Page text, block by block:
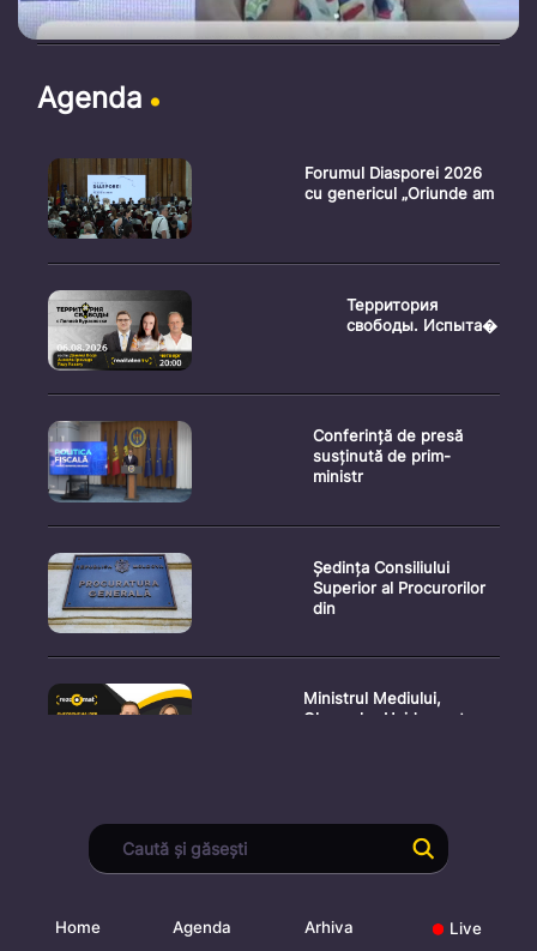
Agenda
Forumul Diasporei 2026
cu genericul „Oriunde am
Территория
свободы. Испыта�
Conferință de presă
susținută de prim-
ministr
Ședința Consiliului
Superior al Procurorilor
din
Ministrul Mediului,
Gheorghe Hajder, este
Consultări publice privind
proiectul de lege pent
Home Agenda Arhiva Live